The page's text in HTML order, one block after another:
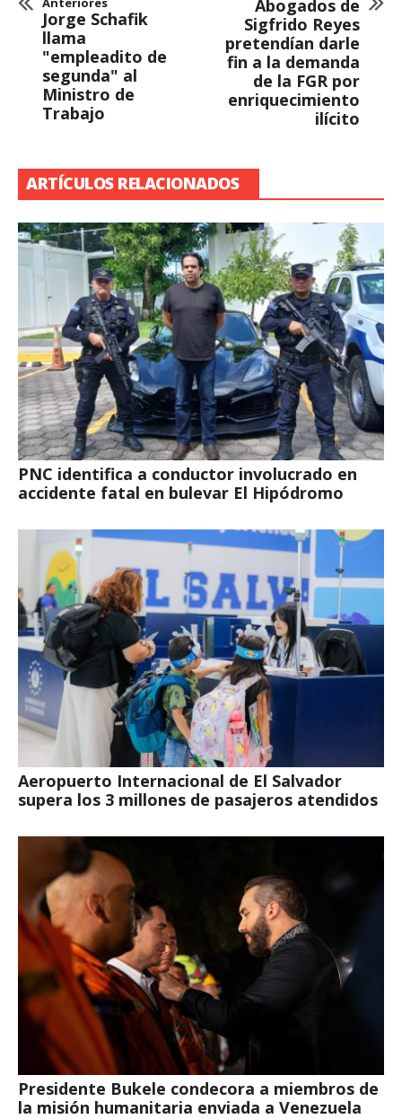
Jorge Schafik
llama
"empleadito de
segunda" al
Ministro de
Trabajo
Abogados de
Sigfrido Reyes
pretendían darle
fin a la demanda
de la FGR por
enriquecimiento
ilícito
ARTÍCULOS RELACIONADOS
PNC identifica a conductor involucrado en
accidente fatal en bulevar El Hipódromo
Aeropuerto Internacional de El Salvador
supera los 3 millones de pasajeros atendidos
Presidente Bukele condecora a miembros de
la misión humanitaria enviada a Venezuela